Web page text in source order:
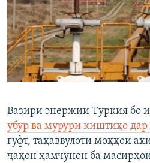
Вазири энержии Туркия бо
убур ва мурури киштиҳо дар
гуфт, таҳаввулоти моҳҳои
ҷаҳон ҳамчунон ба